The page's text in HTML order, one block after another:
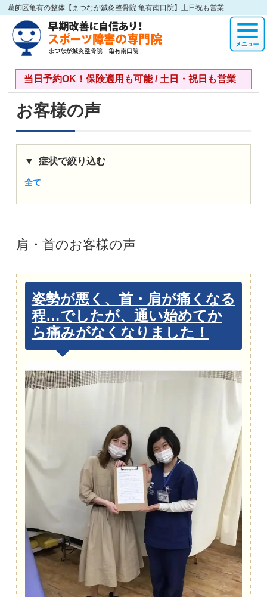
葛飾区亀有の整体【まつなが鍼灸整骨院 亀有南口院】土日祝も営業
当日予約OK！保険適用も可能 / 土日・祝日も営業
お客様の声
症状で絞り込む
全て
肩・首のお客様の声
姿勢が悪く、首・肩が痛くなる
程…でしたが、通い始めてか
ら痛みがなくなりました！